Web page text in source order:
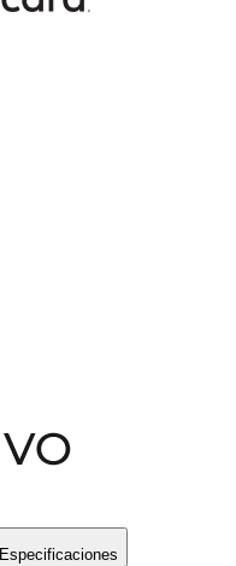
Especificaciones